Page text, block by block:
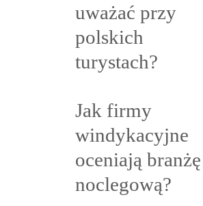
uważać przy
polskich
turystach?
Jak firmy
windykacyjne
oceniają branżę
noclegową?